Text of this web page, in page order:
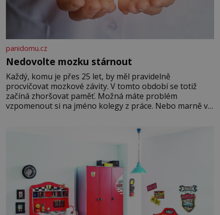
panidomu.cz
Nedovolte mozku stárnout
Každý, komu je přes 25 let, by měl pravidelně
procvičovat mozkové závity. V tomto období se totiž
začíná zhoršovat paměť. Možná máte problém
vzpomenout si na jméno kolegy z práce. Nebo marně v